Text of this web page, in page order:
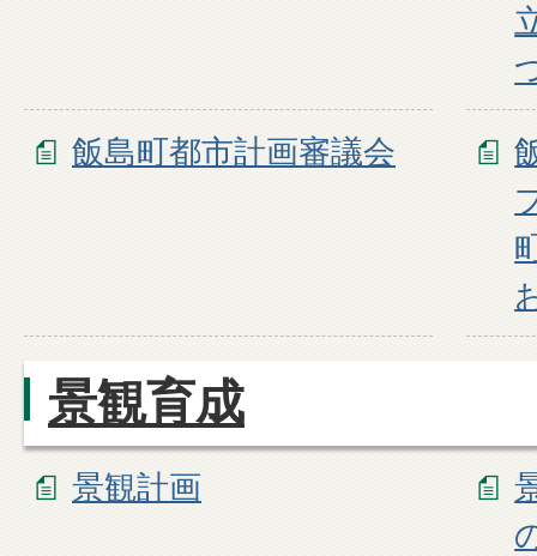
飯島町都市計画審議会
景観育成
景観計画